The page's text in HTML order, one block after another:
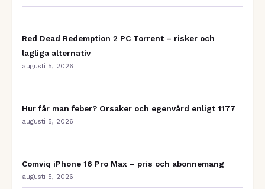
Red Dead Redemption 2 PC Torrent – risker och
lagliga alternativ
augusti 5, 2026
Hur får man feber? Orsaker och egenvård enligt 1177
augusti 5, 2026
Comviq iPhone 16 Pro Max – pris och abonnemang
augusti 5, 2026